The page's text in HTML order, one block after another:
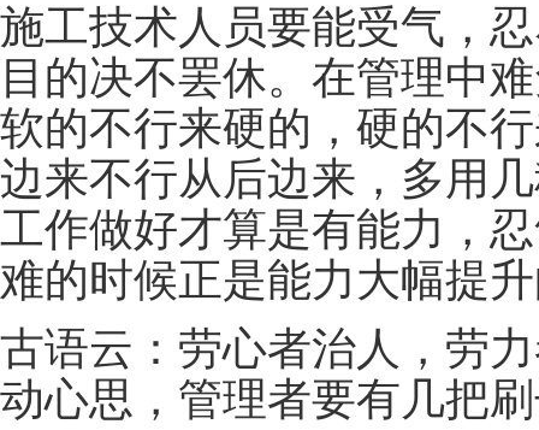
施工技术人员要能受气，
目的决不罢休。在管理中
软的不行来硬的，硬的不
边来不行从后边来，多用
工作做好才算是有能力，
难的时候正是能力大幅提
古语云：劳心者治人，劳
动心思，管理者要有几把